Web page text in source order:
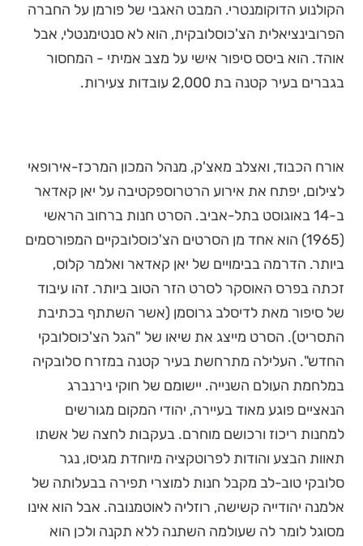
הקולנוע הדוקומנטרי. המבט האגבי של פורמן על החברה
הפרובינציאלית הצ'כוסלובקית, הוא לא סנטימנטלי, אבל
אוהד. הוא ביסס סיפור אישי על מצב אמיתי - המחסור
בגברים בעיר קטנה בת 2,000 עובדות צעירות.
אורח הכבוד, ואצלב מאצ'ק, מנהל המכון המרכז-אירופאי
לצילום, יפתח את אירוע הרטרוספקטיבה על יאן קאדאר
ב-14 באוגוסט בתל-אביב. הסרט חנות ברחוב הראשי
(1965) הוא אחד מן הסרטים הצ'כוסלובקיים המפורסמים
ביותר. הדרמה בבימויים של יאן קאדאר ואלמר קלוס,
זכתה בפרס האוסקר לסרט הזר הטוב ביותר. זהו עיבוד
של סיפור מאת לדיסלב גרוסמן (אשר השתתף בכתיבת
התסריט). הסרט מייצג את שיאו של "הגל הצ'כוסלובקי
החדש". העלילה מתרחשת בעיר קטנה במזרח סלובקיה
במלחמת העולם השנייה. יישומם של חוקי נירנברג
הנאציים פוגע מאוד בעיירה, יהודי המקום מגורשים
למחנות ריכוז ורכושם מוחרם. בעקבות לחצה של אשתו
תאוות הבצע והודות לפרוטקציה מיוחדת מגיסו, נגר
סלובקי טוב-לב מקבל חנות למוצרי תפירה בבעלותה של
אלמנה יהודייה קשישה, רוזליה לאוטמנובה. אבל הוא אינו
מסוגל לומר לה שעולמה השתנה ללא תקנה ולכן הוא